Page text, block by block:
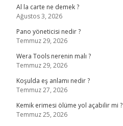
Al la carte ne demek ?
Ağustos 3, 2026
Pano yöneticisi nedir ?
Temmuz 29, 2026
Wera Tools nerenin malı ?
Temmuz 29, 2026
Koşulda eş anlamı nedir ?
Temmuz 27, 2026
Kemik erimesi ölüme yol açabilir mi ?
Temmuz 25, 2026